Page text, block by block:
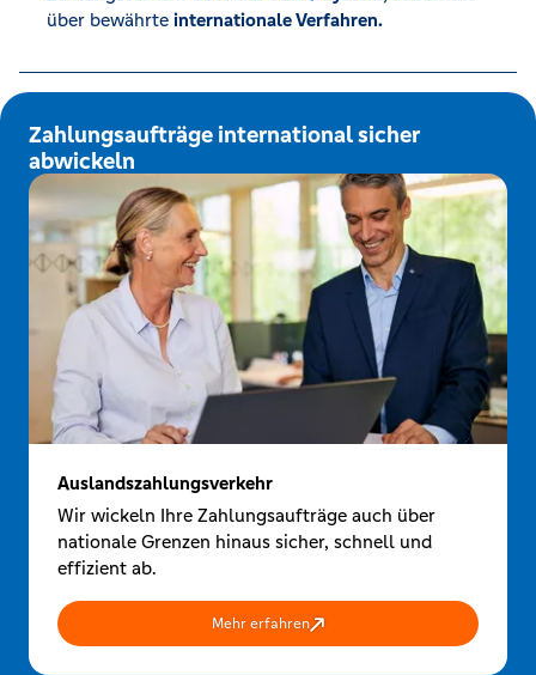
über bewährte internationale Verfahren.
Zahlungsaufträge international sicher
abwickeln
Auslandszahlungsverkehr
Wir wickeln Ihre Zahlungsaufträge auch über
nationale Grenzen hinaus sicher, schnell und
effizient ab.
Mehr erfahren